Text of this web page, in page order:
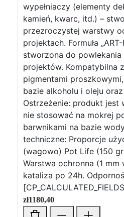
wypełniaczy (elementy
kamień, kwarc, itd.) –
przezroczystej warstwy
projektach. Formuła „ART-
stworzona do
projektów. Kompatybilna
pigmentami
bazie alkoholu i oleju
Ostrzeżenie: produkt jest
nie stosować na mokrej
barwnikami na bazie
techniczne: Proporcje
(wagowo) Pot Life (150
Warstwa ochronna (1 mm
kataliza po 24h.
zł1180,40